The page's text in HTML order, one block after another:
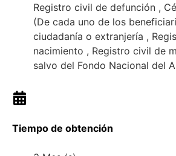
Registro civil de defunción ,
(De cada uno de los
ciudadanía o extranjería ,
nacimiento , Registro civil de
salvo del Fondo Nacional del
Tiempo de obtención